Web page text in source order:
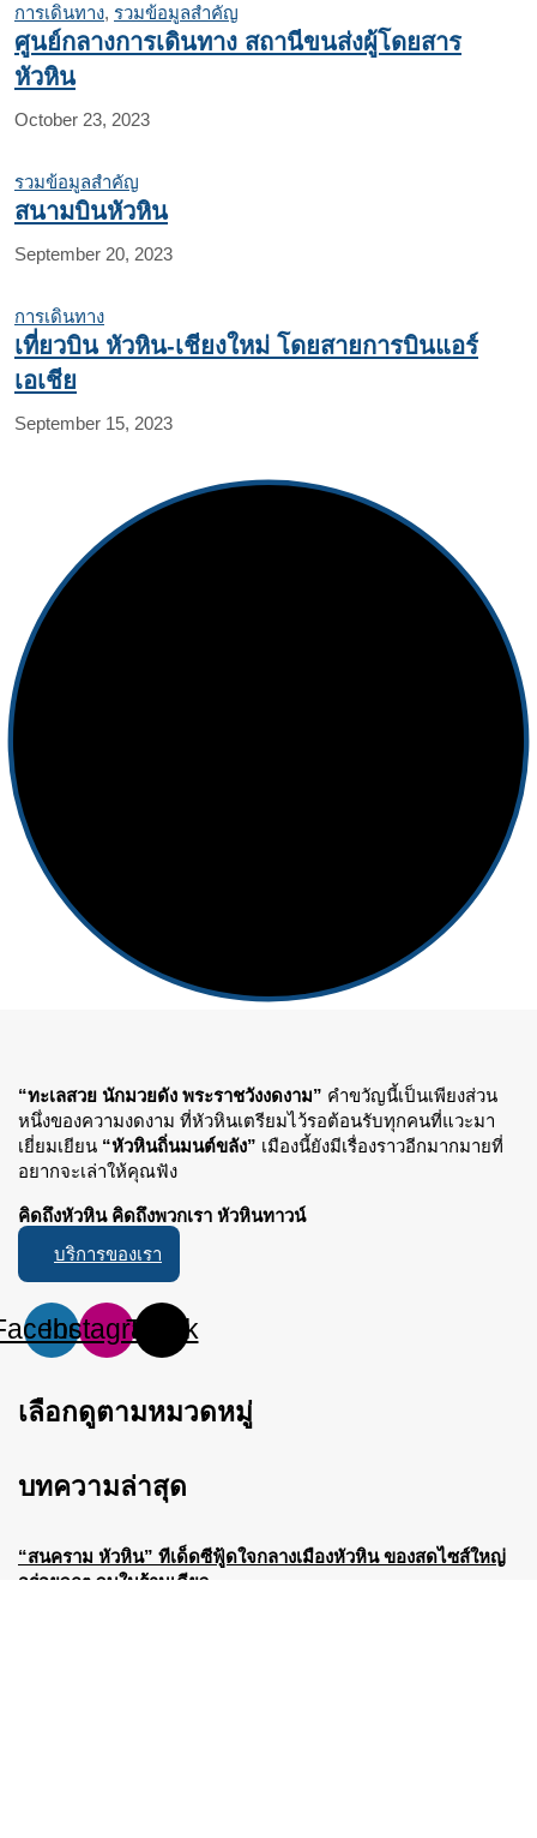
การเดินทาง, รวมข้อมูลสำคัญ
ศูนย์กลางการเดินทาง สถานีขนส่งผู้โดยสาร
หัวหิน
October 23, 2023
รวมข้อมูลสำคัญ
สนามบินหัวหิน
September 20, 2023
การเดินทาง
เที่ยวบิน หัวหิน-เชียงใหม่ โดยสายการบินแอร์
เอเชีย
September 15, 2023
“ทะเลสวย นักมวยดัง พระราชวังงดงาม” คำขวัญนี้เป็นเพียงส่วน
หนึ่งของความงดงาม ที่หัวหินเตรียมไว้รอต้อนรับทุกคนที่แวะมา
เยี่ยมเยียน “หัวหินถิ่นมนต์ขลัง” เมืองนี้ยังมีเรื่องราวอีกมากมายที่
อยากจะเล่าให้คุณฟัง
คิดถึงหัวหิน คิดถึงพวกเรา หัวหินทาวน์
บริการของเรา
InstagramTiktok
เลือกดูตามหมวดหมู่
บทความล่าสุด
“สนคราม หัวหิน” ทีเด็ดซีฟู้ดใจกลางเมืองหัวหิน ของสดไซส์ใหญ่
อร่อยจุกๆ จบในร้านเดียว